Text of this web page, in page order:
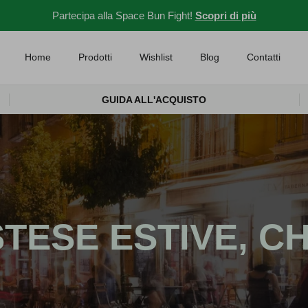
Partecipa alla Space Bun Fight! Scopri di più
Home Prodotti Wishlist Blog Contatti
GUIDA ALL'ACQUISTO
ESTIVE,